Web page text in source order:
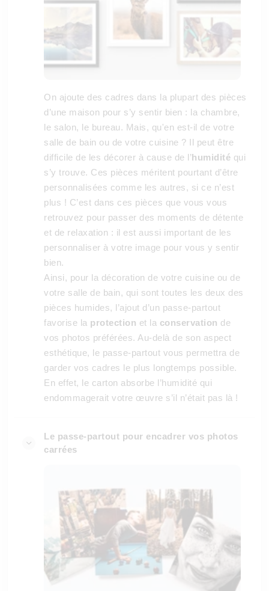
On ajoute des cadres dans la plupart des pièces
d’une maison pour s’y sentir bien : la chambre,
le salon, le bureau. Mais, qu'en est-il de votre
salle de bain ou de votre cuisine ? Il peut être
difficile de les décorer à cause de l’humidité qui
s’y trouve. Ces pièces méritent pourtant d’être
personnalisées comme les autres, si ce n’est
plus ! C’est dans ces pièces que vous vous
retrouvez pour passer des moments de détente
et de relaxation : il est aussi important de les
personnaliser à votre image pour vous y sentir
bien.
Ainsi, pour la décoration de votre cuisine ou de
votre salle de bain, qui sont toutes les deux des
pièces humides, l’ajout d’un passe-partout
favorise la protection et la conservation de
vos photos préférées. Au-delà de son aspect
esthétique, le passe-partout vous permettra de
garder vos cadres le plus longtemps possible.
En effet, le carton absorbe l’humidité qui
endommagerait votre œuvre s’il n’était pas là !
Le passe-partout pour encadrer vos photos
carrées